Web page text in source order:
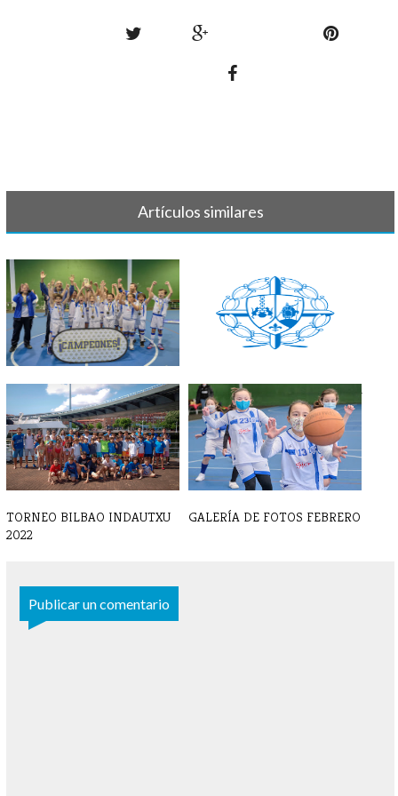
Artículos similares
LISTAS BALONCESTO 23-24
BALONCESTO EQUIPOS 2022 -
2023
TORNEO BILBAO INDAUTXU
2022
GALERÍA DE FOTOS FEBRERO
Publicar un comentario